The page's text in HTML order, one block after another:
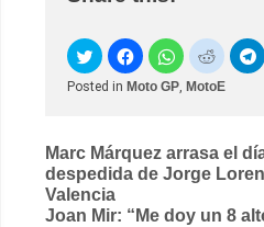
Posted in Moto GP, MotoE
Post
navigation
Marc Márquez arrasa el
despedida de Jorge
Valencia
Joan Mir: “Me doy un 8